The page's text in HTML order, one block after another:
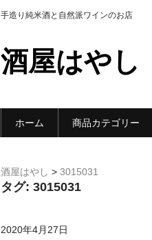
手造り純米酒と自然派ワインのお店
酒屋はやし
ホーム 商品カテゴリー
酒屋はやし > 3015031
タグ: 3015031
2020年4月27日